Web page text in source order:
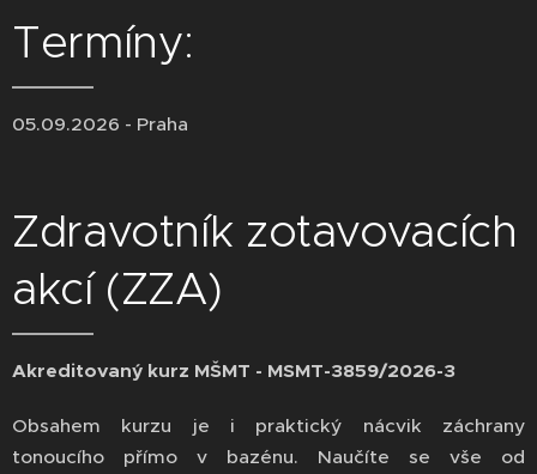
Termíny:
05.09.2026 - Praha
Zdravotník zotavovacích
akcí (ZZA)
Akreditovaný kurz MŠMT - MSMT-3859/2026-3
Obsahem kurzu je i praktický nácvik záchrany
tonoucího přímo v bazénu. Naučíte se vše od